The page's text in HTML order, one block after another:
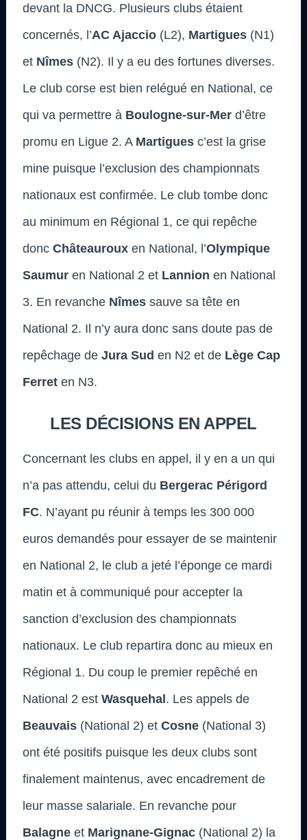
devant la DNCG. Plusieurs clubs étaient
concernés, l’AC Ajaccio (L2), Martigues (N1)
et Nîmes (N2). Il y a eu des fortunes diverses.
Le club corse est bien relégué en National, ce
qui va permettre à Boulogne-sur-Mer d’être
promu en Ligue 2. A Martigues c’est la grise
mine puisque l’exclusion des championnats
nationaux est confirmée. Le club tombe donc
au minimum en Régional 1, ce qui repêche
donc Châteauroux en National, l’Olympique
Saumur en National 2 et Lannion en National
3. En revanche Nîmes sauve sa tête en
National 2. Il n’y aura donc sans doute pas de
repêchage de Jura Sud en N2 et de Lège Cap
Ferret en N3.
LES DÉCISIONS EN APPEL
Concernant les clubs en appel, il y en a un qui
n’a pas attendu, celui du Bergerac Périgord
FC. N’ayant pu réunir à temps les 300 000
euros demandés pour essayer de se maintenir
en National 2, le club a jeté l’éponge ce mardi
matin et à communiqué pour accepter la
sanction d’exclusion des championnats
nationaux. Le club repartira donc au mieux en
Régional 1. Du coup le premier repêché en
National 2 est Wasquehal. Les appels de
Beauvais (National 2) et Cosne (National 3)
ont été positifs puisque les deux clubs sont
finalement maintenus, avec encadrement de
leur masse salariale. En revanche pour
Balagne et Marignane-Gignac (National 2) la